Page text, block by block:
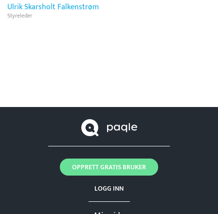
Ulrik Skarsholt Falkenstrøm
Styreleder
LOGG INN
OPPRETT GRATIS BRUKER